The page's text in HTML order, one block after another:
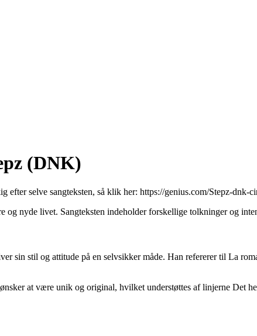
(DNK)
efter selve sangteksten, så klik her: https://genius.com/Stepz-dnk-
nyde livet. Sangteksten indeholder forskellige tolkninger og
sin stil og attitude på en selvsikker måde. Han refererer til La
at være unik og original, hvilket understøttes af linjerne Det